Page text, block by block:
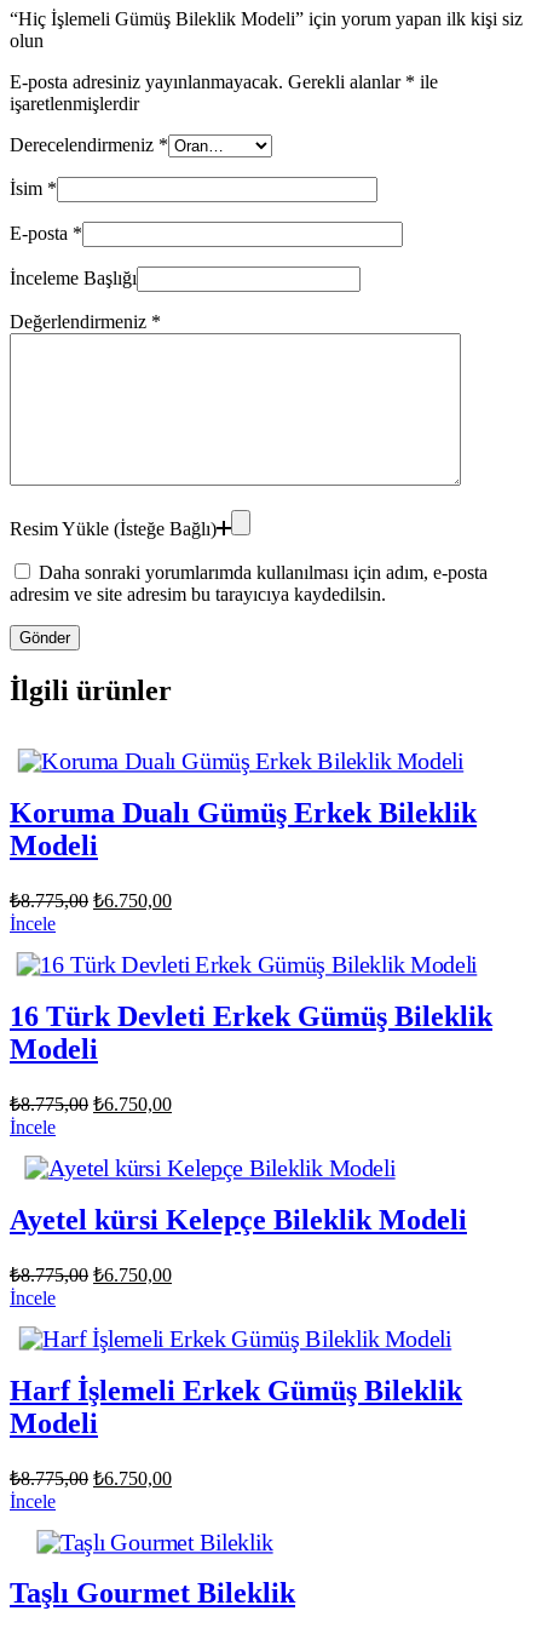
“Hiç İşlemeli Gümüş Bileklik Modeli” için yorum yapan ilk kişi siz
olun
E-posta adresiniz yayınlanmayacak. Gerekli alanlar * ile
işaretlenmişlerdir
Derecelendirmeniz *
İsim *
E-posta *
İnceleme Başlığı
Değerlendirmeniz *
Resim Yükle (İsteğe Bağlı)
Daha sonraki yorumlarımda kullanılması için adım, e-posta
adresim ve site adresim bu tarayıcıya kaydedilsin.
Gönder
İlgili ürünler
Koruma Dualı Gümüş Erkek Bileklik
Modeli
₺8.775,00 Orijinal
₺6.750,00Şu
₺6.750,00.
İncele
16 Türk Devleti Erkek Gümüş Bileklik
Modeli
₺8.775,00 Orijinal
₺6.750,00Şu
₺6.750,00.
İncele
Ayetel kürsi Kelepçe Bileklik Modeli
₺8.775,00 Orijinal
₺6.750,00Şu
₺6.750,00.
İncele
Harf İşlemeli Erkek Gümüş Bileklik
Modeli
₺8.775,00 Orijinal
₺6.750,00Şu
₺6.750,00.
İncele
Taşlı Gourmet Bileklik